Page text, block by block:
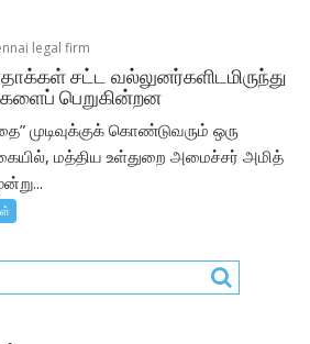
legal firm
சட்ட வல்லுனர்களிடமிருந்து
பெறுகின்றன
முடிவுக்குக் கொண்டுவரும் ஒரு
மத்திய உள்துறை அமைச்சர் அமித்